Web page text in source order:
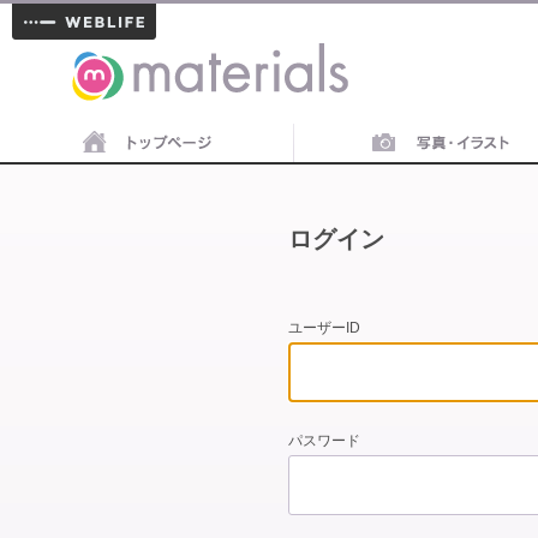
materials
ログイン
ユーザーID
パスワード